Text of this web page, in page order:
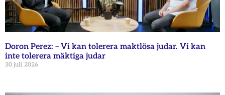
Doron Perez: – Vi kan tolerera maktlösa judar. Vi kan
inte tolerera mäktiga judar
30 juli 2026